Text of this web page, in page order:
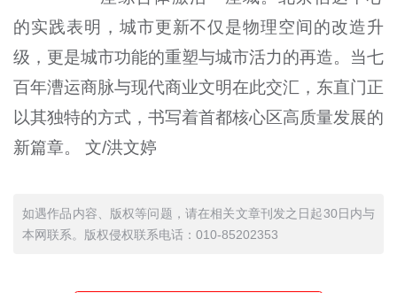
的实践表明，城市更新不仅是物理空间的改造升
级，更是城市功能的重塑与城市活力的再造。当七
百年漕运商脉与现代商业文明在此交汇，东直门正
以其独特的方式，书写着首都核心区高质量发展的
新篇章。 文/洪文婷
如遇作品内容、版权等问题，请在相关文章刊发之日起30日内与
本网联系。版权侵权联系电话：010-85202353